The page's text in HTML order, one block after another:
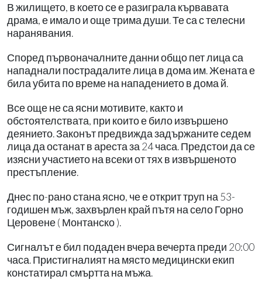
В жилището, в което се е разиграла кървавата
драма, е имало и още трима души. Те са с телесни
наранявания.
Според първоначалните данни общо пет лица са
нападнали пострадалите лица в дома им. Жената е
била убита по време на нападението в дома й.
Все още не са ясни мотивите, както и
обстоятелствата, при които е било извършено
деянието. Законът предвижда задържаните седем
лица да останат в ареста за 24 часа. Предстои да се
изясни участието на всеки от тях в извършеното
престъпление.
Днес по-рано стана ясно, че е открит труп на 53-
годишен мъж, захвърлен край пътя на село Горно
Церовене ( Монтанско ).
Сигналът е бил подаден вчера вечерта преди 20:00
часа. Пристигналият на място медицински екип
констатирал смъртта на мъжа.